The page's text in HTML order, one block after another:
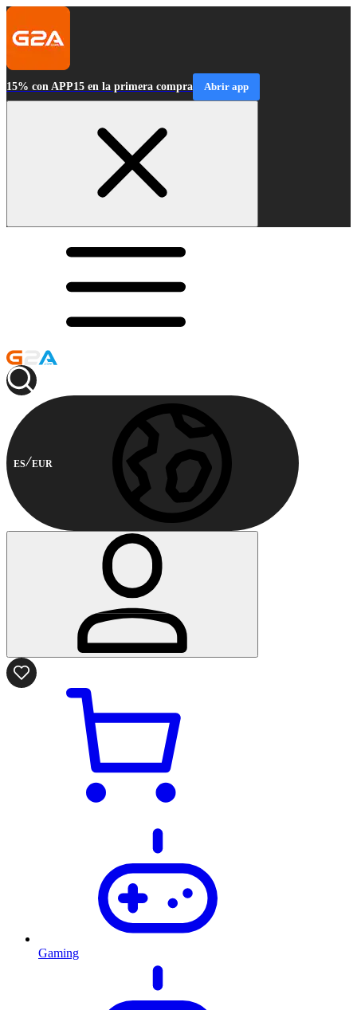
15% con APP15 en la primera compra Abrir app
ES EUR
Gaming